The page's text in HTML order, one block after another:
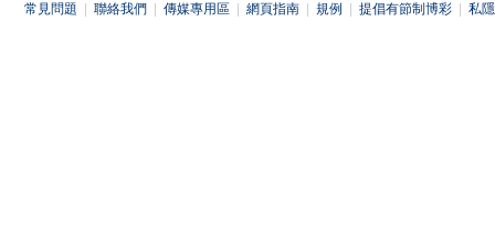
常見問題 聯絡我們 傳媒專用區 網頁指南 規例 提倡有節制博彩 私